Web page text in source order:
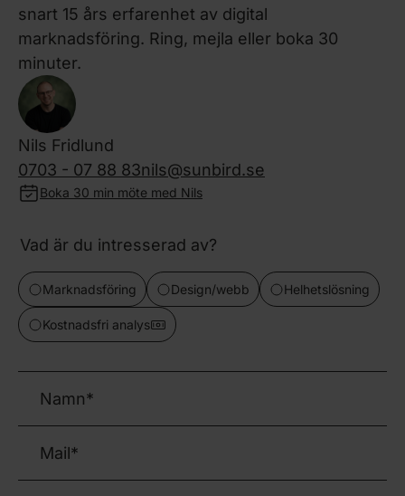
snart 15 års erfarenhet av digital
marknadsföring. Ring, mejla eller boka 30
minuter.
Nils Fridlund
0703 - 07 88 83nils@sunbird.se
Boka 30 min möte med Nils
Vad är du intresserad av?
Marknadsföring Design/webb Helhetslösning
Kostnadsfri analys
Namn(Obligatoriskt)
Mail(Obligatoriskt)